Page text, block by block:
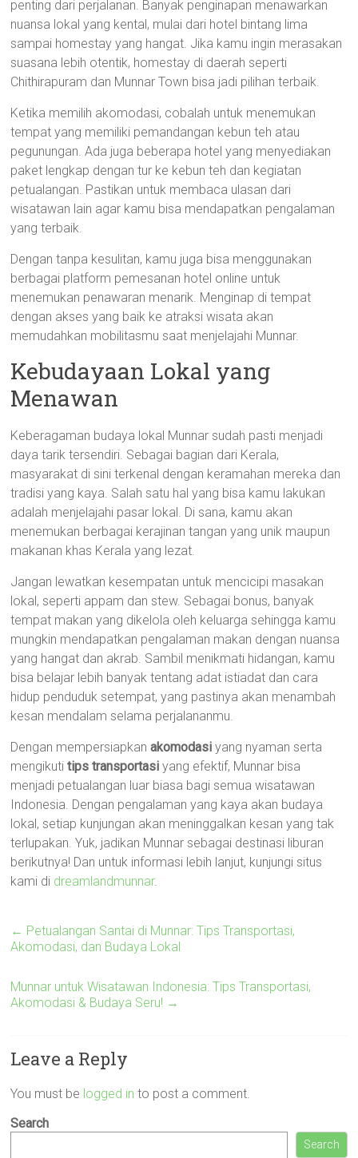
penting dari perjalanan. Banyak penginapan menawarkan
nuansa lokal yang kental, mulai dari hotel bintang lima
sampai homestay yang hangat. Jika kamu ingin merasakan
suasana lebih otentik, homestay di daerah seperti
Chithirapuram dan Munnar Town bisa jadi pilihan terbaik.
Ketika memilih akomodasi, cobalah untuk menemukan
tempat yang memiliki pemandangan kebun teh atau
pegunungan. Ada juga beberapa hotel yang menyediakan
paket lengkap dengan tur ke kebun teh dan kegiatan
petualangan. Pastikan untuk membaca ulasan dari
wisatawan lain agar kamu bisa mendapatkan pengalaman
yang terbaik.
Dengan tanpa kesulitan, kamu juga bisa menggunakan
berbagai platform pemesanan hotel online untuk
menemukan penawaran menarik. Menginap di tempat
dengan akses yang baik ke atraksi wisata akan
memudahkan mobilitasmu saat menjelajahi Munnar.
Kebudayaan Lokal yang
Menawan
Keberagaman budaya lokal Munnar sudah pasti menjadi
daya tarik tersendiri. Sebagai bagian dari Kerala,
masyarakat di sini terkenal dengan keramahan mereka dan
tradisi yang kaya. Salah satu hal yang bisa kamu lakukan
adalah menjelajahi pasar lokal. Di sana, kamu akan
menemukan berbagai kerajinan tangan yang unik maupun
makanan khas Kerala yang lezat.
Jangan lewatkan kesempatan untuk mencicipi masakan
lokal, seperti appam dan stew. Sebagai bonus, banyak
tempat makan yang dikelola oleh keluarga sehingga kamu
mungkin mendapatkan pengalaman makan dengan nuansa
yang hangat dan akrab. Sambil menikmati hidangan, kamu
bisa belajar lebih banyak tentang adat istiadat dan cara
hidup penduduk setempat, yang pastinya akan menambah
kesan mendalam selama perjalananmu.
Dengan mempersiapkanakomodasi yang nyaman serta
mengikutitips transportasi yang efektif, Munnar bisa
menjadi petualangan luar biasa bagi semua wisatawan
Indonesia. Dengan pengalaman yang kaya akan budaya
lokal, setiap kunjungan akan meninggalkan kesan yang tak
terlupakan. Yuk, jadikan Munnar sebagai destinasi liburan
berikutnya! Dan untuk informasi lebih lanjut, kunjungi situs
kami di dreamlandmunnar.
← Petualangan Santai di Munnar: Tips Transportasi,
Akomodasi, dan Budaya Lokal
Munnar untuk Wisatawan Indonesia: Tips Transportasi,
Akomodasi & Budaya Seru! →
Leave a Reply
You must be logged in to post a comment.
Search
Search